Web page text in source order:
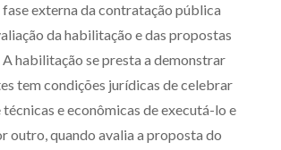
Zênite Fácil IA
Zênite Play
Orientação por Escrito
Mentoria Zênite
fase externa da contratação pública
da habilitação e das propostas
habilitação se presta a demonstrar
tem condições jurídicas de celebrar
e econômicas de executá-lo e
outro, quando avalia a proposta do